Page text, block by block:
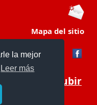
la mejor
Leer más
Mapa del sitio
Subir